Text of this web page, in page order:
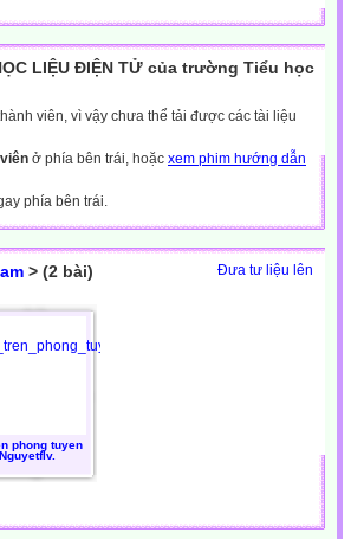
LIỆU ĐIỆN TỬ của trường Tiểu học
viên, vì vậy chưa thể tải được các tài liệu
ở phía bên trái, hoặc xem phim hướng dẫn
phía bên trái.
Đưa tư liệu lên
> (2 bài)
phong tuyen